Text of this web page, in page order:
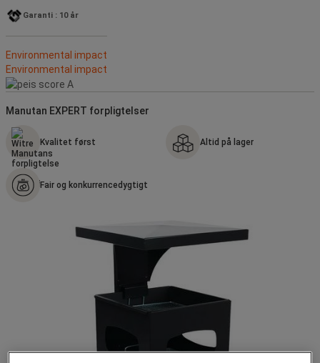
Garanti : 10 år
Environmental impact
Environmental impact
Manutan EXPERT forpligtelser
Kvalitet først Altid på lager
Fair og konkurrencedygtigt